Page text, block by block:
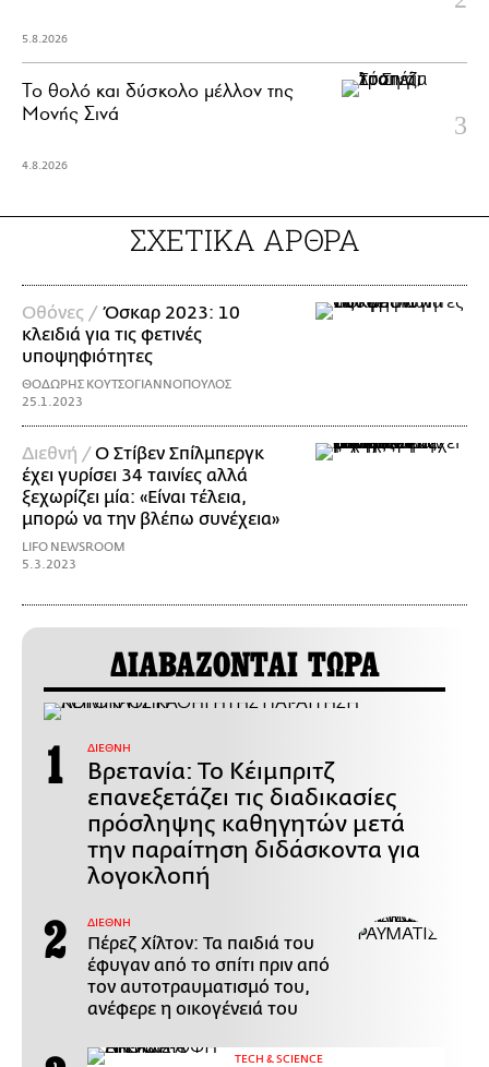
5.8.2026
Το θολό και δύσκολο μέλλον της
Μονής Σινά
4.8.2026
ΣΧΕΤΙΚΑ ΑΡΘΡΑ
Οθόνες /Όσκαρ 2023: 10
κλειδιά για τις φετινές
υποψηφιότητες
ΘΟΔΩΡΗΣ ΚΟΥΤΣΟΓΙΑΝΝΟΠΟΥΛΟΣ
25.1.2023
Διεθνή /Ο Στίβεν Σπίλμπεργκ
έχει γυρίσει 34 ταινίες αλλά
ξεχωρίζει μία: «Είναι τέλεια,
μπορώ να την βλέπω συνέχεια»
LIFO NEWSROOM
5.3.2023
ΔΙΑΒΑΖΟΝΤΑΙ ΤΩΡΑ
ΔΙΕΘΝΗ
Βρετανία: Το Κέιμπριτζ
επανεξετάζει τις διαδικασίες
πρόσληψης καθηγητών μετά
την παραίτηση διδάσκοντα για
λογοκλοπή
ΔΙΕΘΝΗ
Πέρεζ Χίλτον: Τα παιδιά του
έφυγαν από το σπίτι πριν από
τον αυτοτραυματισμό του,
ανέφερε η οικογένειά του
ΤECH & SCIENCE